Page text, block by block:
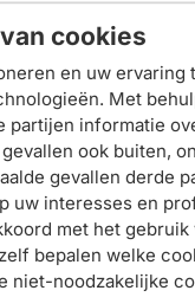
cookies
en uw ervaring
Met
partijen informatie
ook buiten,
gevallen derde
uw interesses en
met het gebruik
bepalen welke
niet-noodzakelijke
onze
korting op je
jouw huidtype
om
het juiste
heeft
. Bij